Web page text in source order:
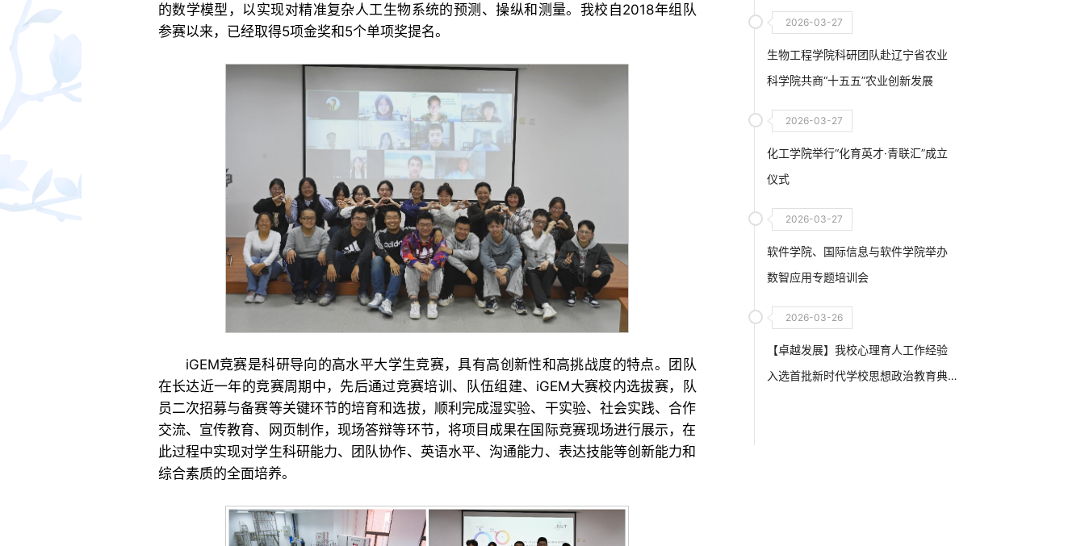
的数学模型，以实现对精准复杂人工生物系统的预测、操纵和测量。我校自2018年组队
参赛以来，已经取得5项金奖和5个单项奖提名。
iGEM竞赛是科研导向的高水平大学生竞赛，具有高创新性和高挑战度的特点。团队
在长达近一年的竞赛周期中，先后通过竞赛培训、队伍组建、iGEM大赛校内选拔赛，队
员二次招募与备赛等关键环节的培育和选拔，顺利完成湿实验、干实验、社会实践、合作
交流、宣传教育、网页制作，现场答辩等环节，将项目成果在国际竞赛现场进行展示，在
此过程中实现对学生科研能力、团队协作、英语水平、沟通能力、表达技能等创新能力和
综合素质的全面培养。
2026-03-27
生物工程学院科研团队赴辽宁省农业
科学院共商“十五五”农业创新发展
2026-03-27
化工学院举行“化育英才·青联汇”成立
仪式
2026-03-27
软件学院、国际信息与软件学院举办
数智应用专题培训会
2026-03-26
【卓越发展】我校心理育人工作经验
入选首批新时代学校思想政治教育典